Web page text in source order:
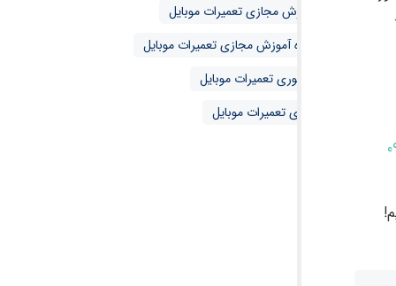
آموزش مجازی تعمیرات موبایل
دوره آموزش مجازی تعمیرات موبایل
حضوری تعمیرات موبایل
مجازی تعمیرات موبایل